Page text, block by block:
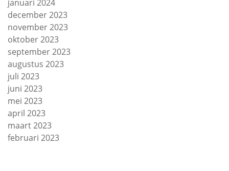
januari 2024
december 2023
november 2023
oktober 2023
september 2023
augustus 2023
juli 2023
juni 2023
mei 2023
april 2023
maart 2023
februari 2023